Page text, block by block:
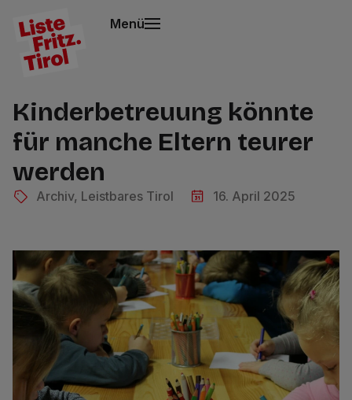
Menü
Kinderbetreuung könnte
für manche Eltern teurer
werden
Archiv, Leistbares Tirol 16. April 2025